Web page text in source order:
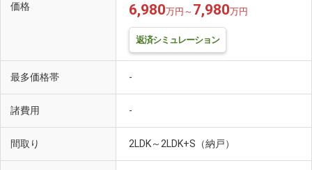
価格 6,980万円～ 7,980万円
返済シミュレーション
最多価格帯 -
諸費用 -
間取り 2LDK～2LDK+S（納戸）